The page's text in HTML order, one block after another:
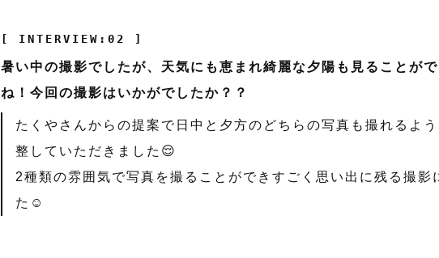
[ INTERVIEW:02 ]
暑い中の撮影でしたが、天気にも恵まれ綺麗な夕陽も見ることが
ね！今回の撮影はいかがでしたか？？
たくやさんからの提案で日中と夕方のどちらの写真も撮れるよ
整していただきました😌
2種類の雰囲気で写真を撮ることができすごく思い出に残る撮影
た☺️